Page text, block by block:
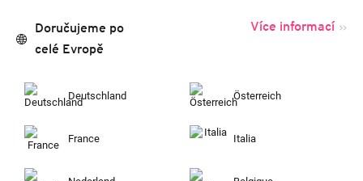
Doručujeme po
celé Evropě
Více informací
Deutschland Österreich
France Italia